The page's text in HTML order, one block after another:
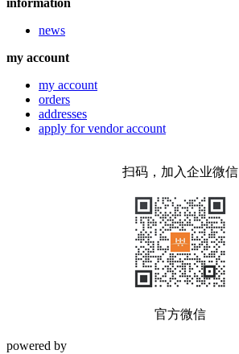
news
my account
my account
orders
addresses
apply for vendor account
扫码，加入企业微信
官方微信
powered by